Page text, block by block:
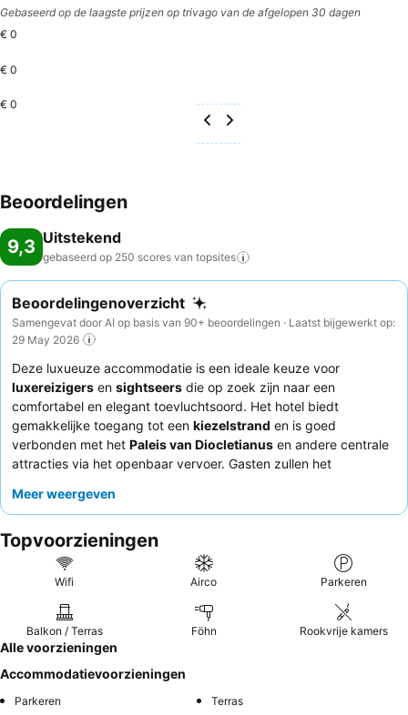
Gebaseerd op de laagste prijzen op trivago van de afgelopen 30 dagen
€ 0
€ 0
€ 0
Beoordelingen
9,3 Uitstekend
gebaseerd op 250 scores van topsites
Beoordelingenoverzicht
Samengevat door AI op basis van 90+ beoordelingen · Laatst bijgewerkt op:
29 May 2026
Deze luxueuze accommodatie is een ideale keuze voor
luxereizigers en sightseers die op zoek zijn naar een
comfortabel en elegant toevluchtsoord. Het hotel biedt
gemakkelijke toegang tot een kiezelstrand en is goed
verbonden met het Paleis van Diocletianus en andere centrale
attracties via het openbaar vervoer. Gasten zullen het
kamersmet goed ingerichte badkamers en comfortabele
behulpzaamheid van het personeel, in combinatie met de
mogelijkheid voor een gemakkelijke
, ontvangen
consequent veel lof. Voor optimaal comfort kunt u overwegen
rustiger verblijf.
Meer weergeven
Topvoorzieningen
Wifi Airco Parkeren
Balkon / Terras Föhn Rookvrije kamers
Alle voorzieningen
Accommodatievoorzieningen
Parkeren
Terras